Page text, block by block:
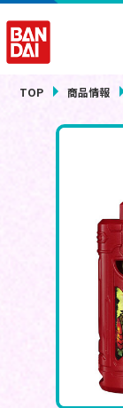
TOP 商品情報